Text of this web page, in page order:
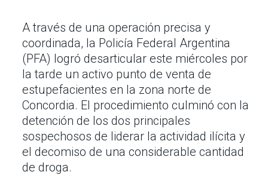
A través de una operación precisa y
coordinada, la Policía Federal Argentina
(PFA) logró desarticular este miércoles por
la tarde un activo punto de venta de
estupefacientes en la zona norte de
Concordia. El procedimiento culminó con la
detención de los dos principales
sospechosos de liderar la actividad ilícita y
el decomiso de una considerable cantidad
de droga.